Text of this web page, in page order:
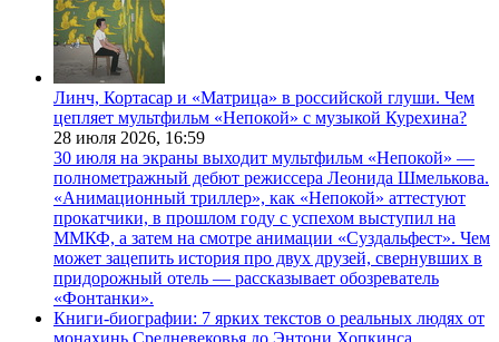
Линч, Кортасар и «Матрица» в российской глуши. Чем
цепляет мультфильм «Непокой» с музыкой Курехина?
28 июля 2026, 16:59
30 июля на экраны выходит мультфильм «Непокой» —
полнометражный дебют режиссера Леонида Шмелькова.
«Анимационный триллер», как «Непокой» аттестуют
прокатчики, в прошлом году с успехом выступил на
ММКФ, а затем на смотре анимации «Суздальфест». Чем
может зацепить история про двух друзей, свернувших в
придорожный отель — рассказывает обозреватель
«Фонтанки».
Книги-биографии: 7 ярких текстов о реальных людях от
монахинь Средневековья до Энтони Хопкинса